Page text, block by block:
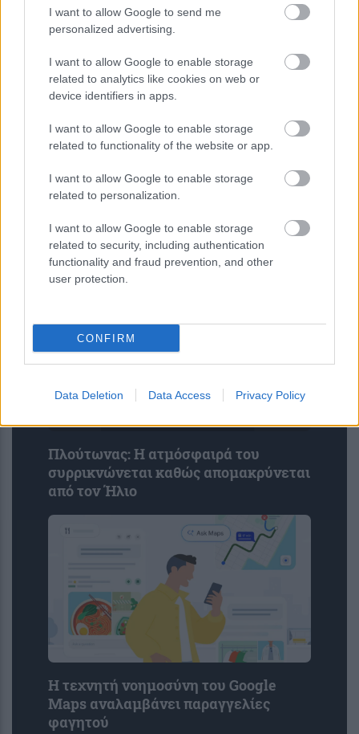
I want to allow Google to send me
personalized advertising.
I want to allow Google to enable storage
related to analytics like cookies on web or
device identifiers in apps.
I want to allow Google to enable storage
related to functionality of the website or app.
I want to allow Google to enable storage
related to personalization.
I want to allow Google to enable storage
related to security, including authentication
functionality and fraud prevention, and other
user protection.
CONFIRM
Data Deletion Data Access Privacy Policy
καταχώρισης διαγνωστικών
εξετάσεων στο Ψηφιακό Αποθετήριο
Πλούτωνας: Η ατμόσφαιρά του
συρρικνώνεται καθώς απομακρύνεται
από τον Ήλιο
Η τεχνητή νοημοσύνη του Google
Maps αναλαμβάνει παραγγελίες
φαγητού